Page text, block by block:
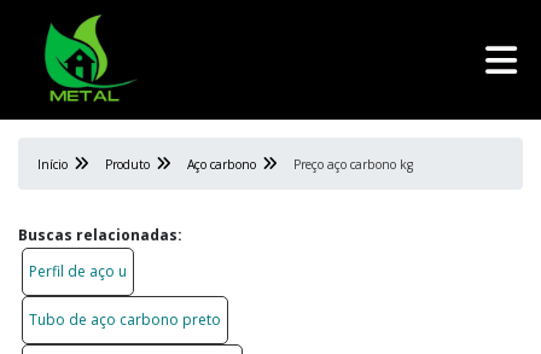
Início Produto Aço carbono Preço aço carbono kg
Buscas relacionadas:
Perfil de aço u
Tubo de aço carbono preto